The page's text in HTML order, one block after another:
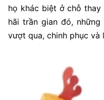
họ khác biệt ở chỗ
hãi trần gian đó,
vượt qua, chinh phục và